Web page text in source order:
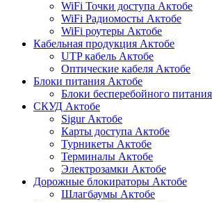
WiFi Точки доступа Актобе
WiFi Радиомосты Актобе
WiFi роутеры Актобе
Кабельная продукция Актобе
UTP кабель Актобе
Оптические кабеля Актобе
Блоки питания Актобе
Блоки бесперебойного
СКУД Актобе
Sigur Актобе
Карты доступа Актобе
Турникеты Актобе
Терминалы Актобе
Электрозамки Актобе
Дорожные блокираторы Актобе
Шлагбаумы Актобе